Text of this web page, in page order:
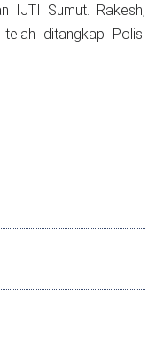
IJTI Sumut. Rakesh,
ditangkap Polisi